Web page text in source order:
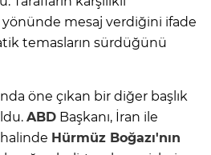
yönünde mesaj verdiğini ifade
temasların sürdüğünü
öne çıkan bir diğer başlık
ABD Başkanı, İran ile
Hürmüz Boğazı'nın